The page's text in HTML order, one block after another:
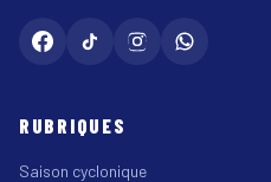
RUBRIQUES
Saison cyclonique